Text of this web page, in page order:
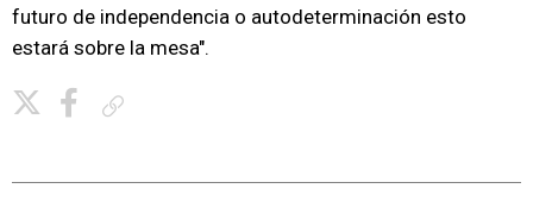
futuro de independencia o autodeterminación esto
estará sobre la mesa".